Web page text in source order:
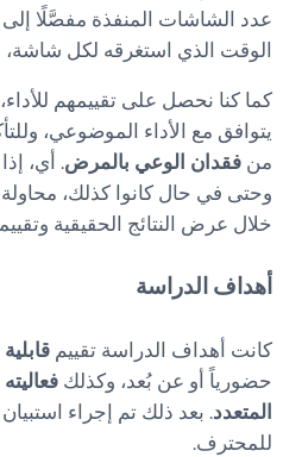
عدد الشاشات المنفذة مفصَّلًا
الوقت الذي استغرقه لكل شاشة،
كما كنا نحصل على تقييمهم
يتوافق مع الأداء الموضوعي،
من فقدان الوعي بالمرض. أي،
وحتى في حال كانوا كذلك،
خلال عرض النتائج الحقيقية
أهداف الدراسة
كانت أهداف الدراسة تقييم
حضورياً أو عن بُعد، وكذلك
المتعدد. بعد ذلك تم إجراء
للمحترف.